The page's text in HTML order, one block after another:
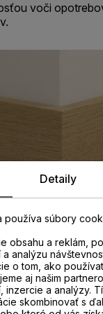
voči
Detaily
používa súbory
obsahu a reklám,
a analýzu
o tom, ako
aj našim
inzercie a analýzy.
skombinovať s